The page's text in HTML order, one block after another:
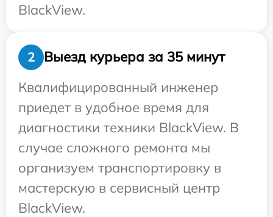
BlackView.
2
Выезд курьера за 35 минут
Квалифицированный инженер
приедет в удобное время для
диагностики техники BlackView. В
случае сложного ремонта мы
организуем транспортировку в
мастерскую в сервисный центр
BlackView.